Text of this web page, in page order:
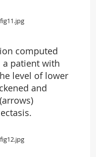
computed
patient with
level of lower
and